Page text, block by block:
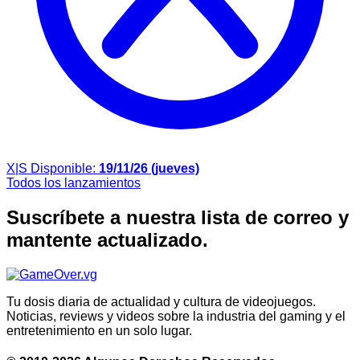
X|S Disponible: 19/11/26 (jueves)
Todos los lanzamientos
Suscríbete a nuestra lista de correo y
mantente actualizado.
Tu dosis diaria de actualidad y cultura de videojuegos.
Noticias, reviews y videos sobre la industria del gaming y el
entretenimiento en un solo lugar.